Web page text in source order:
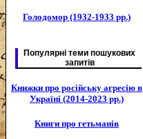
Голодомор (1932-1933 рр.)
Популярні теми пошукових
запитів
Книжки про російську агресію в
Україні (2014-2023 рр.)
Книги про гетьманів